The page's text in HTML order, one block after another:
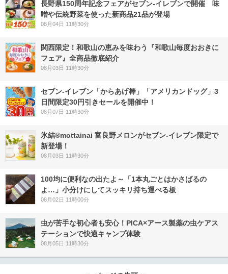
長野県150周年記念フェアがセブン-イレブンで開催 味
噌や伝統野菜を使った新商品21品が登場
08月04日 11時30分
関西限定！和歌山の恵みを味わう『和歌山毎度おおきに
フェア』全商品徹底紹介
08月03日 11時30分
セブン‐イレブン「からあげ棒」「アメリカンドッグ」3
日間限定30円引きセールを開催中！
08月07日 11時30分
氷結®mottainai 富良野メロンがセブン‐イレブン限定で
新登場！
08月03日 11時30分
100均に便利なの出たよ～「1本丸ごとはかさばるの
よ…」小分けにしてスッキリ持ち運べる板
08月02日 11時00分
虫が苦手な初心者も安心！PICA×アース製薬の虫ケアス
テーションで快適キャンプ体験
08月05日 11時30分